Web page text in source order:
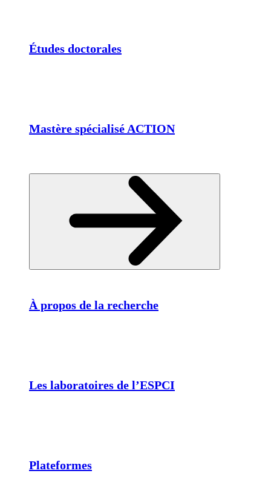
Études doctorales
Mastère spécialisé ACTION
À propos de la recherche
Les laboratoires de l’ESPCI
Plateformes